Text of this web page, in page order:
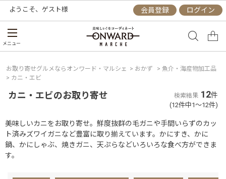
ようこそ、 ゲスト様 会員登録 ログイン
メニュー
お取り寄せグルメならオンワード・マルシェ > おかず > 魚介・海産物加工品
> カニ・エビ
カニ・エビのお取り寄せ 検索結果 12件
(12件中1～12件)
美味しいカニをお取り寄せ。鮮度抜群の毛ガニや手間いらずのカッ
ト済みズワイガニなど豊富に取り揃えています。かにすき、かに
鍋、かにしゃぶ、焼きガニ、天ぷらなどいろいろな食べ方ができま
す。